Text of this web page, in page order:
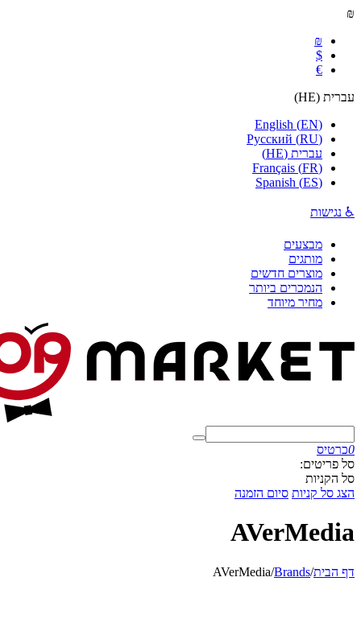
₪
₪
$
€
עברית (
HE
)
English (EN)
Русский (RU)
עברית (
HE
)
Français (FR)
Spanish (ES)
♿ נגישות
מבצעים
מותגים
מוצרים חדשים
הנמכרים ביותר
מחיר מיוחד
0כרטיס
סל פריטים:
סל הקניות
הצג סל קניות סיום הזמנה
AVerMedia
דף הבית/
Brands
/
AVerMedia